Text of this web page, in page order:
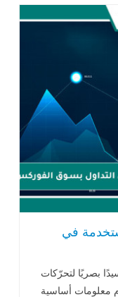
في
بصريًا لتحرّكات
معلومات أساسية